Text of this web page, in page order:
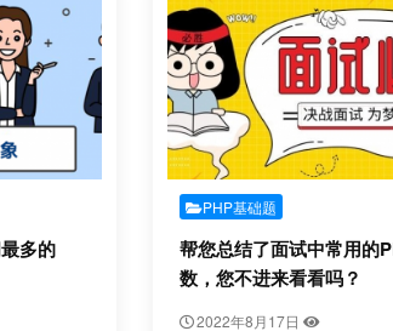
多的
PHP基础题
帮您总结了面试中常用的
数，您不进来看看吗？
2022年8月17日